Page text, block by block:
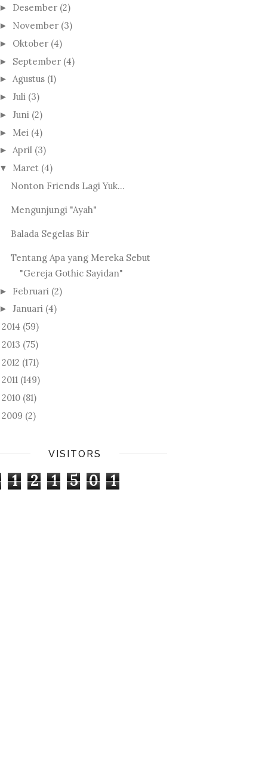
► Desember (2)
► November (3)
► Oktober (4)
► September (4)
► Agustus (1)
► Juli (3)
► Juni (2)
► Mei (4)
► April (3)
▼ Maret (4)
Nonton Friends Lagi Yuk...
Mengunjungi "Ayah"
Balada Segelas Bir
Tentang Apa yang Mereka Sebut
"Gereja Gothic Sayidan"
► Februari (2)
► Januari (4)
2014 (59)
2013 (75)
2012 (171)
2011 (149)
2010 (81)
2009 (2)
VISITORS
1 2 1 5 0 1